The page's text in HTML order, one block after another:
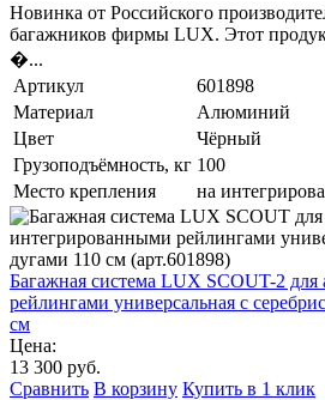
Новинка от Российского
багажников фирмы LUX. Этот
�...
Артикул
601898
Материал
Алюминий
Цвет
Чёрный
Грузоподъёмность, кг 100
Место крепления
на
Багажная система LUX SCOUT-2
рейлингами универсальная с
см
Цена:
13 300 руб.
Сравнить В корзину Купить в 1 клик